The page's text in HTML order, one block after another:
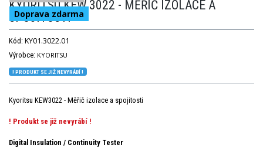
Doprava zdarma
KYORITSU KEW 3022 - MĚŘIČ IZOLACE A
SPOJITOSTI
Kód: KY01.3022.01
Výrobce: KYORITSU
! PRODUKT SE JIŽ NEVYRÁBÍ !
Kyoritsu KEW3022 - Měřič izolace a spojitosti
! Produkt se již nevyrábí !
Digital Insulation / Continuity Tester